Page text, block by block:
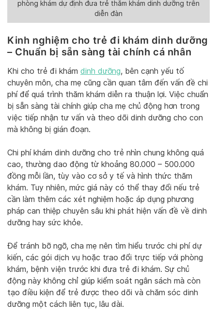
phòng khám dự định đưa trẻ thăm khám dinh dưỡng trên
diễn đàn
Kinh nghiệm cho trẻ đi khám dinh dưỡng
– Chuẩn bị sẵn sàng tài chính cá nhân
Khi cho trẻ đi khám dinh dưỡng, bên cạnh yếu tố
chuyên môn, cha mẹ cũng cần quan tâm đến vấn đề chi
phí để quá trình thăm khám diễn ra thuận lợi. Việc chuẩn
bị sẵn sàng tài chính giúp cha mẹ chủ động hơn trong
việc tiếp nhận tư vấn và theo dõi dinh dưỡng cho con
mà không bị gián đoạn.
Chi phí khám dinh dưỡng cho trẻ nhìn chung không quá
cao, thường dao động từ khoảng 80.000 – 500.000
đồng mỗi lần, tùy vào cơ sở y tế và hình thức thăm
khám. Tuy nhiên, mức giá này có thể thay đổi nếu trẻ
cần làm thêm các xét nghiệm hoặc áp dụng phương
pháp can thiệp chuyên sâu khi phát hiện vấn đề về dinh
dưỡng hay sức khỏe.
Để tránh bỡ ngỡ, cha mẹ nên tìm hiểu trước chi phí dự
kiến, các gói dịch vụ hoặc trao đổi trực tiếp với phòng
khám, bệnh viện trước khi đưa trẻ đi khám. Sự chủ
động này không chỉ giúp kiểm soát ngân sách mà còn
tạo điều kiện để trẻ được theo dõi và chăm sóc dinh
dưỡng một cách liên tục, lâu dài.